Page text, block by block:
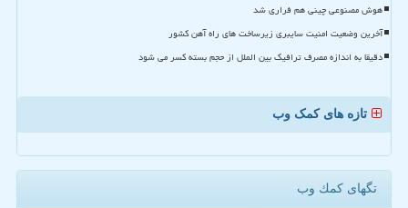
هوش مصنوعی چینی هم فراری شد
آخرین وضعیت امنیت سایبری زیرساخت های راه آهن کشور
دقیقا به اندازه مصرف ترافیک بین الملل از حجم بسته کسر می شود
تازه های کمک وب
تگهای كمك وب